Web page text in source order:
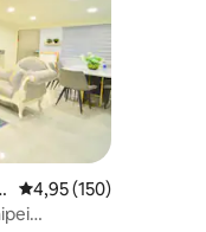
Bewertungen
Durchschnittliche
4,95 (150)